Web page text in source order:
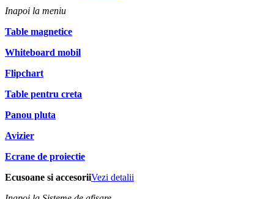
Inapoi la meniu
Table magnetice
Whiteboard mobil
Flipchart
Table pentru creta
Panou pluta
Avizier
Ecrane de proiectie
Ecusoane si accesoriiVezi detalii